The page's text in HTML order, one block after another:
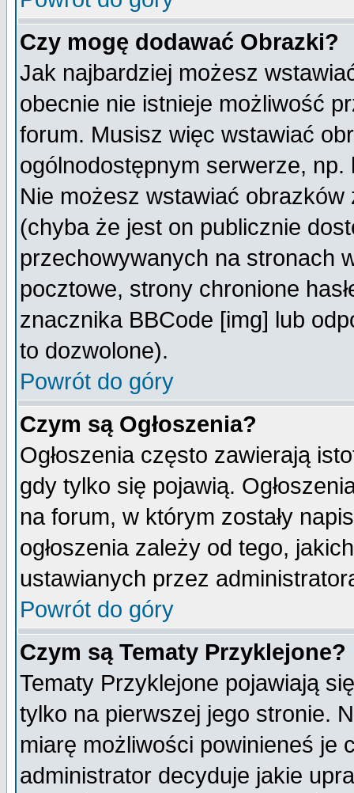
Czy mogę dodawać Obrazki?
Jak najbardziej możesz
obecnie nie istnieje możliwość
forum. Musisz więc wstawiać
ogólnodostępnym serwerze,
Nie możesz wstawiać
(chyba że jest on publicznie
przechowywanych na stronach
pocztowe, strony chronione
znacznika BBCode [img] lub
to dozwolone).
Powrót do góry
Czym są Ogłoszenia?
Ogłoszenia często zawierają
gdy tylko się pojawią.
na forum, w którym zostały
ogłoszenia zależy od tego,
ustawianych przez
Powrót do góry
Czym są Tematy Przyklejone?
Tematy Przyklejone pojawiają
tylko na pierwszej jego stronie.
miarę możliwości powinieneś je
administrator decyduje jakie